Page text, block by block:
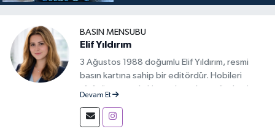
BASIN MENSUBU
Elif Yıldırım
3 Ağustos 1988 doğumlu Elif Yıldırım, resmi
basın kartına sahip bir editördür. Hobileri
yürüyüş yapmak, kitap okumak ve gündemi
Devam Et